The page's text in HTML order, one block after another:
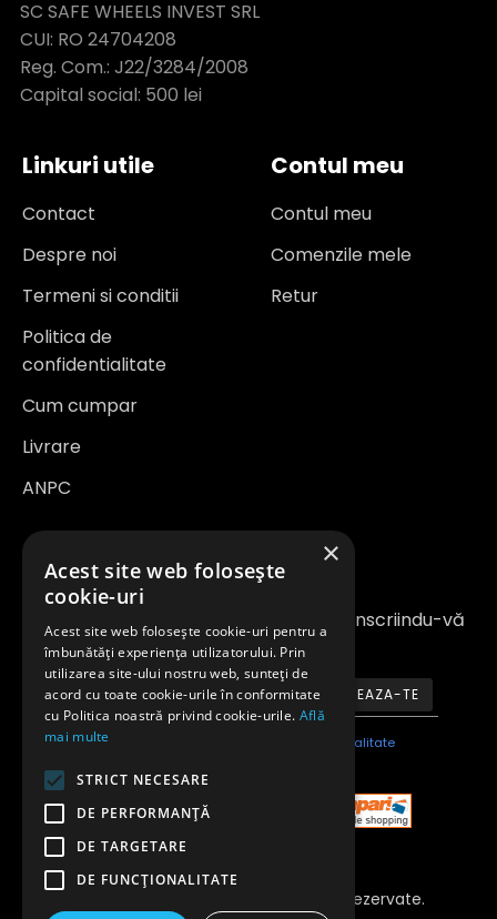
SC SAFE WHEELS INVEST SRL
CUI: RO 24704208
Reg. Com.: J22/3284/2008
Capital social: 500 lei
Linkuri utile
Contact
Despre noi
Termeni si conditii
Politica de
confidentialitate
Cum cumpar
Livrare
ANPC
Contul meu
Contul meu
Comenzile mele
Retur
Newsletter
Fiți la curent cu noutățile și promoțiile înscriindu-vă
la newsletter-ul nostru
ABONEAZA-TE
Am citit şi sunt de acord cu Politica de confidentialitate
Copyright 2023 © Toate Drepturile Rezervate.
×
Acest site web folosește
cookie-uri
Acest site web folosește cookie-uri pentru a
îmbunătăți experiența utilizatorului. Prin
utilizarea site-ului nostru web, sunteți de
acord cu toate cookie-urile în conformitate
cu Politica noastră privind cookie-urile. Află
mai multe
STRICT NECESARE
DE PERFORMANȚĂ
DE TARGETARE
DE FUNCŢIONALITATE